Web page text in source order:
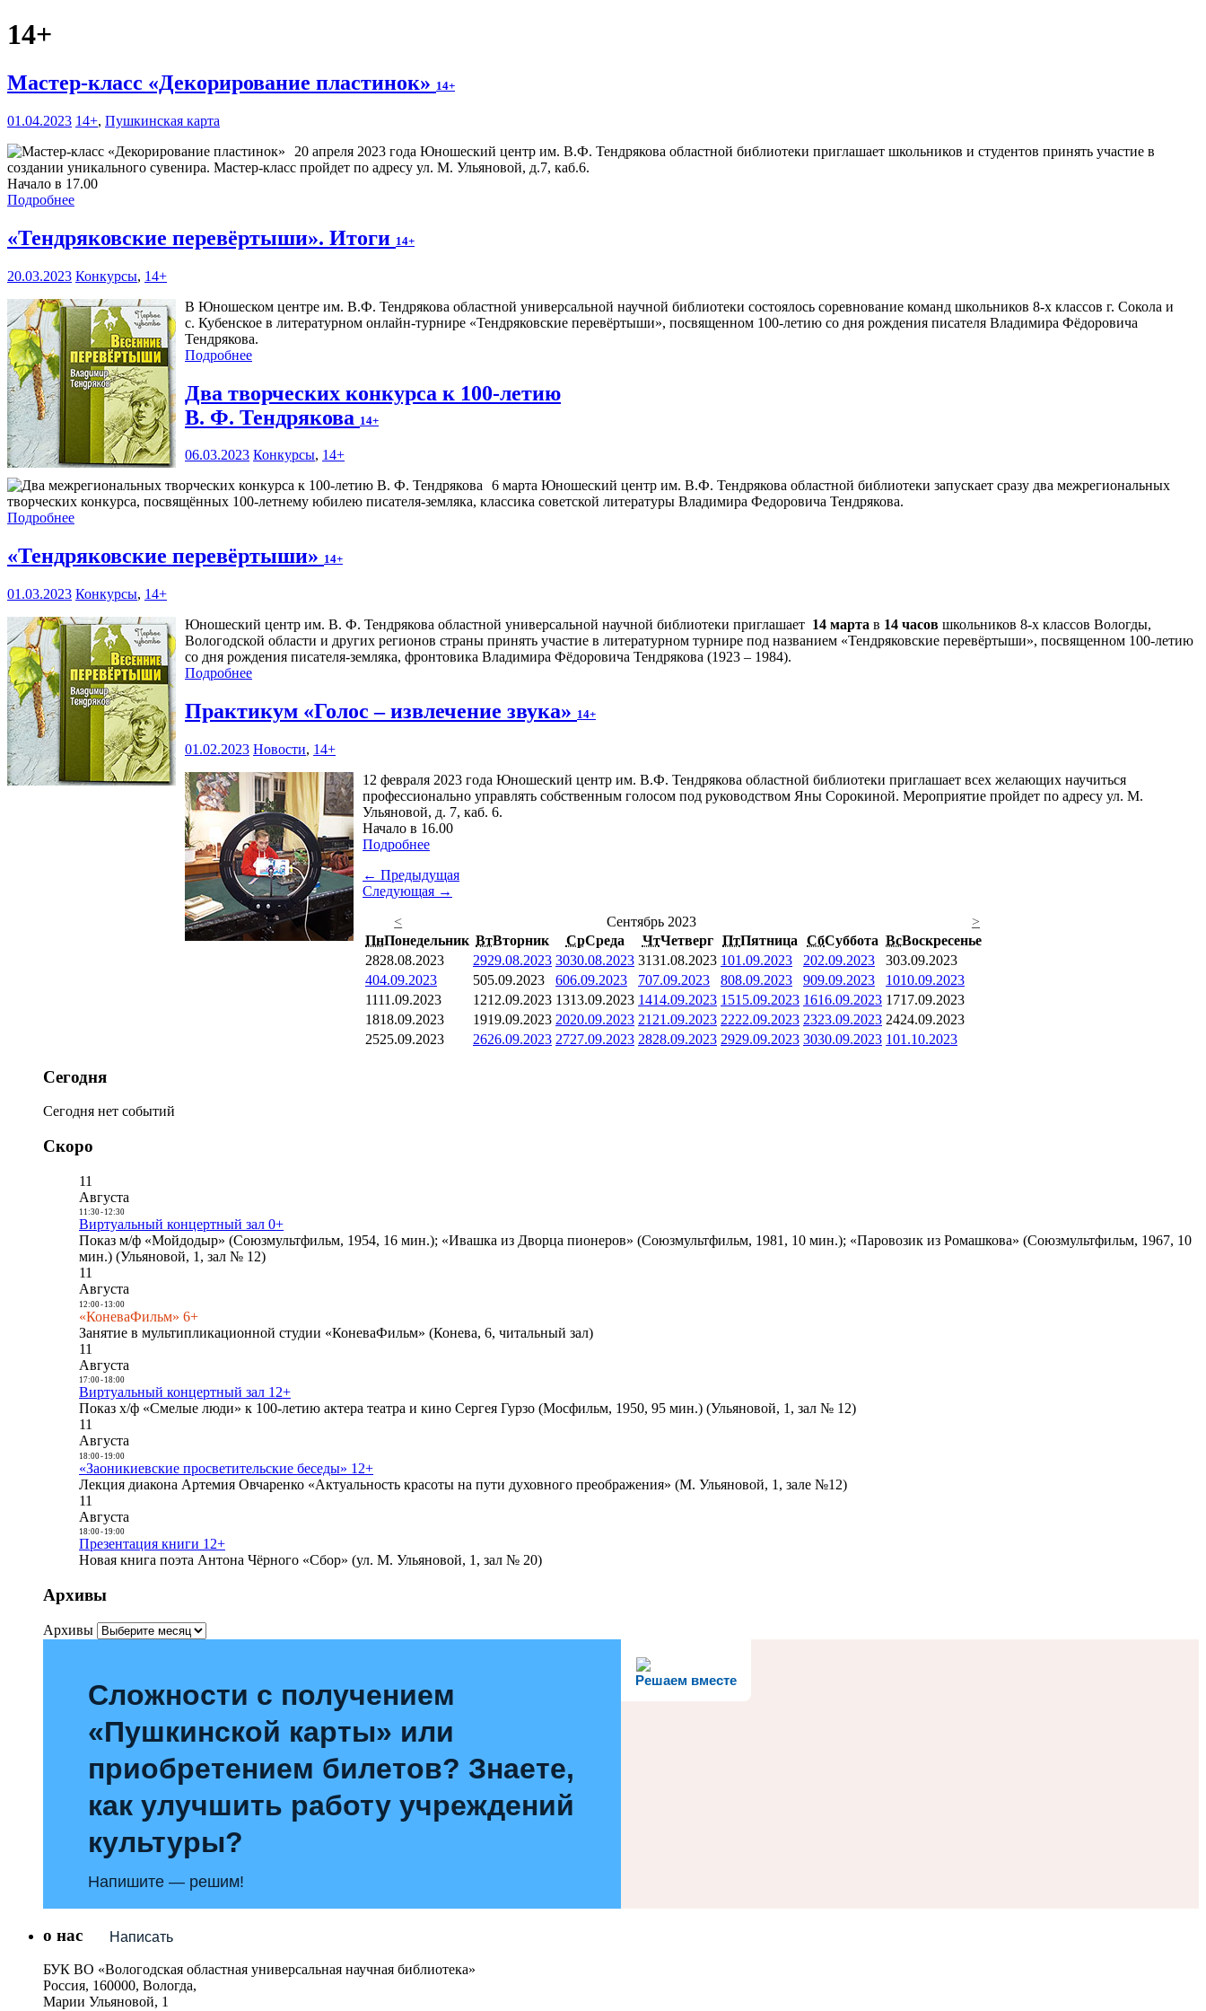
14+
Мастер-класс «Декорирование пластинок» 14+
01.04.2023 14+, Пушкинская карта
20 апреля 2023 года Юношеский центр им. В.Ф. Тендрякова областной библиотеки приглашает школьников и студентов принять участие в
создании уникального сувенира. Мастер-класс пройдет по адресу ул. М. Ульяновой, д.7, каб.6.
Начало в 17.00
Подробнее
«Тендряковские перевёртыши». Итоги 14+
20.03.2023 Конкурсы, 14+
В Юношеском центре им. В.Ф. Тендрякова областной универсальной научной библиотеки состоялось соревнование команд школьников 8-х классов г. Сокола и
с. Кубенское в литературном онлайн-турнире «Тендряковские перевёртыши», посвященном 100-летию со дня рождения писателя Владимира Фёдоровича
Тендрякова.
Подробнее
Два творческих конкурса к 100-летию
В. Ф. Тендрякова 14+
06.03.2023 Конкурсы, 14+
6 марта Юношеский центр им. В.Ф. Тендрякова областной библиотеки запускает сразу два межрегиональных
творческих конкурса, посвящённых 100-летнему юбилею писателя-земляка, классика советской литературы Владимира Федоровича Тендрякова.
Подробнее
«Тендряковские перевёртыши» 14+
01.03.2023 Конкурсы, 14+
Юношеский центр им. В. Ф. Тендрякова областной универсальной научной библиотеки приглашает 14 марта в 14 часов школьников 8-х классов Вологды,
Вологодской области и других регионов страны принять участие в литературном турнире под названием «Тендряковские перевёртыши», посвященном 100-летию
со дня рождения писателя-земляка, фронтовика Владимира Фёдоровича Тендрякова (1923 – 1984).
Подробнее
Практикум «Голос – извлечение звука» 14+
01.02.2023 Новости, 14+
12 февраля 2023 года Юношеский центр им. В.Ф. Тендрякова областной библиотеки приглашает всех желающих научиться
профессионально управлять собственным голосом под руководством Яны Сорокиной. Мероприятие пройдет по адресу ул. М.
Ульяновой, д. 7, каб. 6.
Начало в 16.00
Подробнее
← Предыдущая
Следующая →
<
Сентябрь 2023
>
ПнПонедельник ВтВторник СрСреда ЧтЧетверг ПтПятница СбСуббота ВсВоскресенье
2828.08.2023 2929.08.2023 3030.08.2023 3131.08.2023 101.09.2023 202.09.2023 303.09.2023
404.09.2023 505.09.2023 606.09.2023 707.09.2023 808.09.2023 909.09.2023 1010.09.2023
1111.09.2023 1212.09.2023 1313.09.2023 1414.09.2023 1515.09.2023 1616.09.2023 1717.09.2023
1818.09.2023 1919.09.2023 2020.09.2023 21 21.09.2023 2222.09.2023 2323.09.2023 2424.09.2023
2525.09.2023 2626.09.2023 2727.09.2023 2828.09.2023 2929.09.2023 3030.09.2023 101.10.2023
Сегодня
Сегодня нет событий
Скоро
11
Августа
11:30- 12:30
Виртуальный концертный зал 0+
Показ м/ф «Мойдодыр» (Союзмультфильм, 1954, 16 мин.); «Ивашка из Дворца пионеров» (Союзмультфильм, 1981, 10 мин.); «Паровозик из Ромашкова» (Союзмультфильм, 1967, 10
мин.) (Ульяновой, 1, зал № 12)
11
Августа
12:00- 13:00
«КоневаФильм» 6+
Занятие в мультипликационной студии «КоневаФильм» (Конева, 6, читальный зал)
11
Августа
17:00- 18:00
Виртуальный концертный зал 12+
Показ х/ф «Смелые люди» к 100-летию актера театра и кино Сергея Гурзо (Мосфильм, 1950, 95 мин.) (Ульяновой, 1, зал № 12)
11
Августа
18:00- 19:00
«Заоникиевские просветительские беседы» 12+
Лекция диакона Артемия Овчаренко «Актуальность красоты на пути духовного преображения» (М. Ульяновой, 1, зале №12)
11
Августа
18:00- 19:00
Презентация книги 12+
Новая книга поэта Антона Чёрного «Сбор» (ул. М. Ульяновой, 1, зал № 20)
Архивы
Архивы
Решаем вместе
Сложности с получением
«Пушкинской карты» или
приобретением билетов? Знаете,
как улучшить работу учреждений
культуры?
Напишите — решим!
Написать
о нас
БУК ВО «Вологодская областная универсальная научная библиотека»
Россия, 160000, Вологда,
Марии Ульяновой, 1